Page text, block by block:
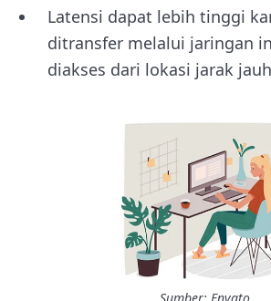
Latensi dapat lebih tinggi
ditransfer melalui jaringan
diakses dari lokasi jarak